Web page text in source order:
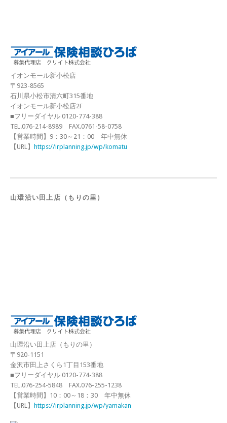
イオンモール新小松店
〒923-8565
石川県小松市清六町315番地
イオンモール新小松店2F
■フリーダイヤル 0120-774-388
TEL.076-214-8989 FAX.0761-58-0758
【営業時間】9：30～21：00 年中無休
【URL】 https://irplanning.jp/wp/komatu
山環沿い田上店（もりの里）
山環沿い田上店（もりの里）
〒920-1151
金沢市田上さくら1丁目153番地
■フリーダイヤル 0120-774-388
TEL.076-254-5848 FAX.076-255-1238
【営業時間】10：00～18：30 年中無休
【URL】 https://irplanning.jp/wp/yamakan